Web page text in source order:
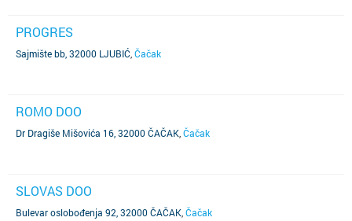
PROGRES
Sajmište bb, 32000 LJUBIĆ Čačak
ROMO DOO
Dr Dragiše Mišovića 16, 32000 ČAČAK Čačak
SLOVAS DOO
Bulevar oslobođenja 92, 32000 ČAČAK Čačak